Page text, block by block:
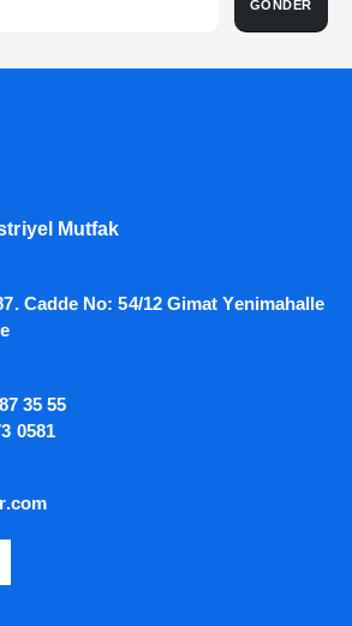
GÖNDER
Mutfak
Cadde No: 54/12 Gimat Yenimahalle
35 55
0581